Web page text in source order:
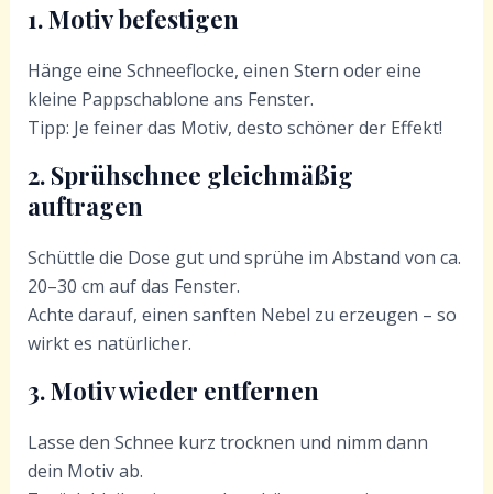
1. Motiv befestigen
Hänge eine Schneeflocke, einen Stern oder eine
kleine Pappschablone ans Fenster.
Tipp: Je feiner das Motiv, desto schöner der Effekt!
2. Sprühschnee gleichmäßig
auftragen
Schüttle die Dose gut und sprühe im Abstand von ca.
20–30 cm auf das Fenster.
Achte darauf, einen sanften Nebel zu erzeugen – so
wirkt es natürlicher.
3. Motiv wieder entfernen
Lasse den Schnee kurz trocknen und nimm dann
dein Motiv ab.